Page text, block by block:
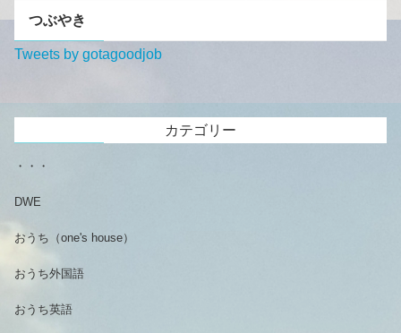
つぶやき
Tweets by gotagoodjob
カテゴリー
・・・
DWE
おうち（one's house）
おうち外国語
おうち英語